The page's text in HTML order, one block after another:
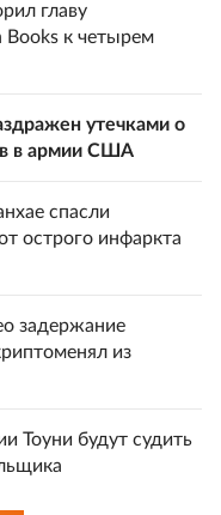
главу
Books к четырем
утечками о
в армии США
спасли
острого инфаркта
задержание
из
Тоуни будут судить